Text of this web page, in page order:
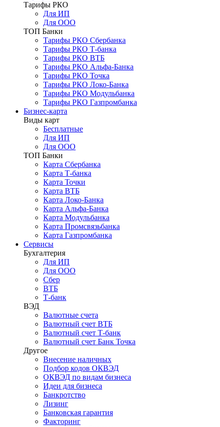
Тарифы РКО
Для ИП
Для ООО
ТОП Банки
Тарифы РКО Сбербанка
Тарифы РКО Т-банка
Тарифы РКО ВТБ
Тарифы РКО Альфа-Банка
Тарифы РКО Точка
Тарифы РКО Локо-Банка
Тарифы РКО Модульбанка
Тарифы РКО Газпромбанка
Бизнес-карта
Виды карт
Бесплатные
Для ИП
Для ООО
ТОП Банки
Карта Сбербанка
Карта Т-банка
Карта Точки
Карта ВТБ
Карта Локо-Банка
Карта Альфа-Банка
Карта Модульбанка
Карта Промсвязьбанка
Карта Газпромбанка
Сервисы
Бухгалтерия
Для ИП
Для ООО
Сбер
ВТБ
Т-банк
ВЭД
Валютные счета
Валютный счет ВТБ
Валютный счет Т-банк
Валютный счет Банк Точка
Другое
Внесение наличных
Подбор кодов ОКВЭД
ОКВЭД по видам бизнеса
Идеи для бизнеса
Банкротство
Лизинг
Банковская гарантия
Факторинг